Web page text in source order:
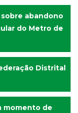
abandono
do Metro de
Distrital
momento de